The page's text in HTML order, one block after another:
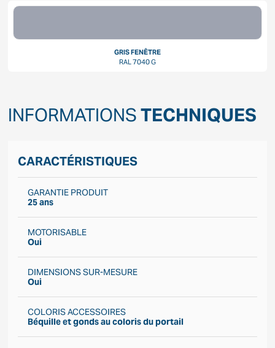
GRIS FENÊTRE
RAL 7040 G
INFORMATIONSTECHNIQUES
CARACTÉRISTIQUES
GARANTIE PRODUIT
25 ans
MOTORISABLE
Oui
DIMENSIONS SUR-MESURE
Oui
COLORIS ACCESSOIRES
Béquille et gonds au coloris du portail